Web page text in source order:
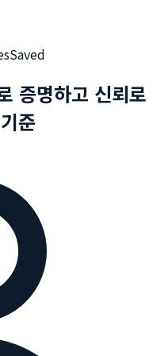
Saved
증명하고 신뢰로
준